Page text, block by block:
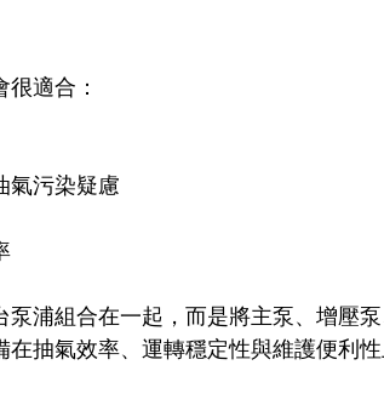
適合：
氣污染疑慮
浦組合在一起，而是將主泵、增壓
抽氣效率、運轉穩定性與維護便利